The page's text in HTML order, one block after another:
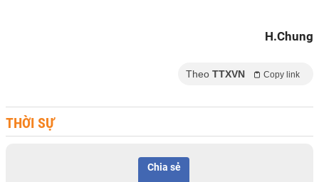
H.Chung
Theo TTXVN Copy link
THỜI SỰ
Chia sẻ